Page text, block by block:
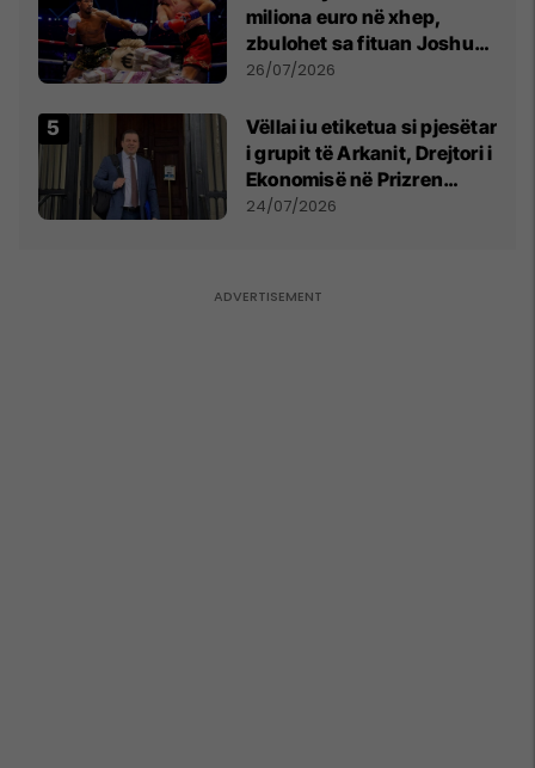
miliona euro në xhep,
zbulohet sa fituan Joshua
e Prenga
26/07/2026
Vëllai iu etiketua si pjesëtar
i grupit të Arkanit, Drejtori i
Ekonomisë në Prizren
mohon pretendimet
24/07/2026